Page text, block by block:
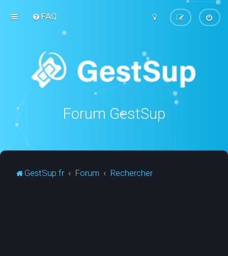
FAQ
Forum GestSup
GestSup.fr Forum Rechercher